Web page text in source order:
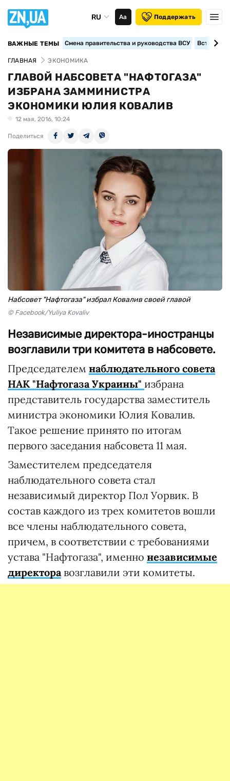
RU Аа Поддержать
ВАЖНЫЕ ТЕМЫ Смена правительства и руководства ВСУ
ГЛАВНАЯ ЭКОНОМИКА
ГЛАВОЙ НАБСОВЕТА "НАФТОГАЗА"
ИЗБРАНА ЗАММИНИСТРА
ЭКОНОМИКИ ЮЛИЯ КОВАЛИВ
12 мая, 2016, 10:24
Поделиться
Набсовет "Нафтогаза" избрал Ковалив своей главой
© Facebook/Yuliya Kovaliv
Независимые директора-иностранцы
возглавили три комитета в набсовете.
Председателем наблюдательного совета
НАК "Нафтогаза Украины" избрана
представитель государства заместитель
министра экономики Юлия Ковалив.
Такое решение принято по итогам
первого заседания набсовета 11 мая.
Заместителем председателя
наблюдательного совета стал
независимый директор Пол Уорвик. В
состав каждого из трех комитетов вошли
все члены наблюдательного совета,
причем, в соответствии с требованиями
устава "Нафтогаза", именно независимые
директоравозглавили эти комитеты.